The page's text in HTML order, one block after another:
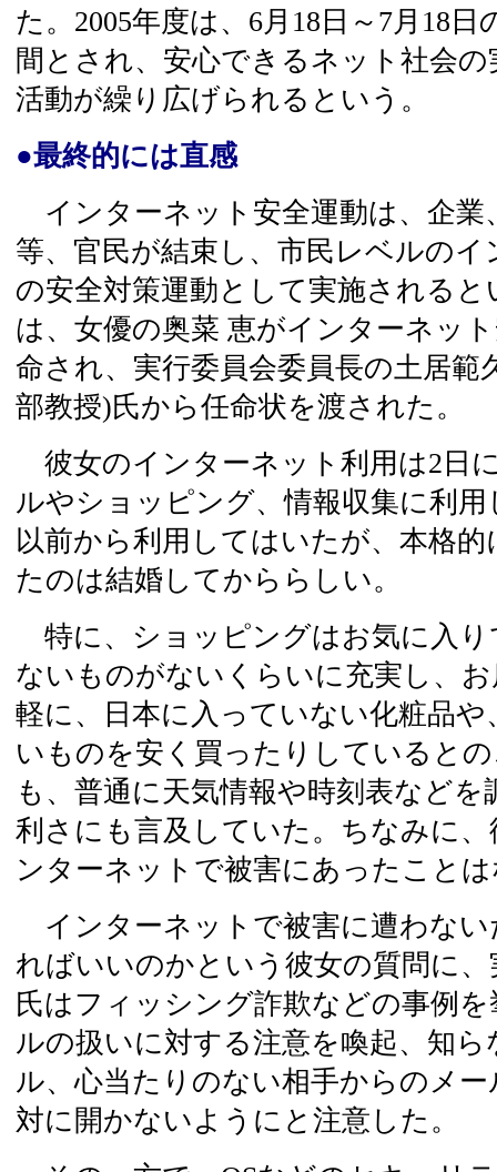
た。2005年度は、6月18日～7月18日
間とされ、安心できるネット社会
活動が繰り広げられるという。
●最終的には直感
インターネット安全運動は、企業
等、官民が結束し、市民レベルの
の安全対策運動として実施されると
は、女優の奥菜 恵がインターネッ
命され、実行委員会委員長の土居範
部教授)氏から任命状を渡された。
彼女のインターネット利用は2日
ルやショッピング、情報収集に利
以前から利用してはいたが、本格
たのは結婚してかららしい。
特に、ショッピングはお気に入り
ないものがないくらいに充実し、
軽に、日本に入っていない化粧品や
いものを安く買ったりしていると
も、普通に天気情報や時刻表など
利さにも言及していた。ちなみに
ンターネットで被害にあったこと
インターネットで被害に遭わない
ればいいのかという彼女の質問に
氏はフィッシング詐欺などの事例
ルの扱いに対する注意を喚起、知
ル、心当たりのない相手からのメ
対に開かないようにと注意した。